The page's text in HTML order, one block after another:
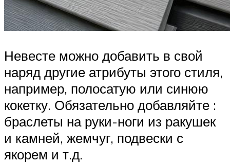
Невесте можно добавить в свой
наряд другие атрибуты этого стиля,
например, полосатую или синюю
кокетку. Обязательно добавляйте :
браслеты на руки-ноги из ракушек
и камней, жемчуг, подвески с
якорем и т.д.